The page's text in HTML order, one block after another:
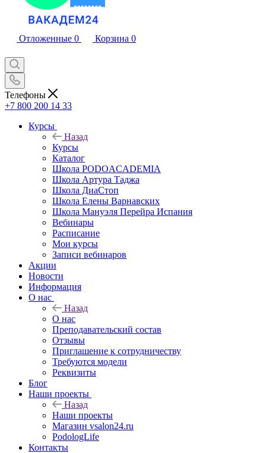
Отложенные 0 Корзина 0
Телефоны
+7 800 200 14 33
Курсы
Назад
Курсы
Каталог
Школа PODOACADEMIA
Школа Артура Таджа
Школа ДиаСтоп
Школа Елены Варнавских
Школа Мануэля Перейра Испания
Вебинары
Расписание
Мои курсы
Записи вебинаров
Акции
Новости
Информация
О нас
Назад
О нас
Преподавательский состав
Отзывы
Приглашение к сотрудничеству
Требуются модели
Реквизиты
Блог
Наши проекты
Назад
Наши проекты
Магазин vsalon24.ru
PodologLife
Контакты